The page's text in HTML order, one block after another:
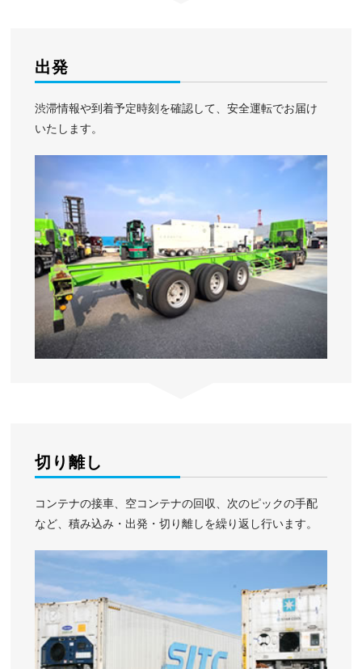
出発
渋滞情報や到着予定時刻を確認して、安全運転でお届け
いたします。
切り離し
コンテナの接車、空コンテナの回収、次のピックの手配
など、積み込み・出発・切り離しを繰り返し行います。